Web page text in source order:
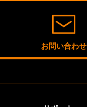
お問い合わせ